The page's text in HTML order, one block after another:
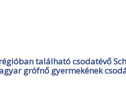
található csodatévő
grófnő gyermekének